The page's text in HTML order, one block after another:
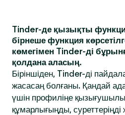
Tinder-де қызықты
бірнеше функция
көмегімен Tinder-ді
қолдана аласың.
Біріншіден, Tinder-ді
жасасаң болғаны. Қандай
үшін профиліңе
құмарлығыңды,